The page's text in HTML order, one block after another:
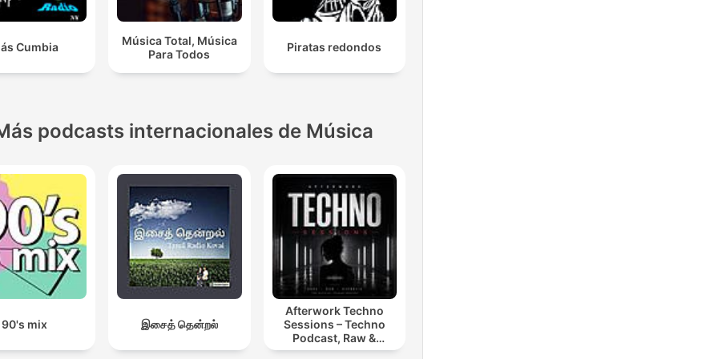
Cumbia
Música Total, Música
Para Todos
Piratas redondos
podcasts internacionales de Música
90's mix இசைத் தென்றல்
Afterwork Techno
Sessions – Techno
Podcast, Raw &
Hypnotic Techno